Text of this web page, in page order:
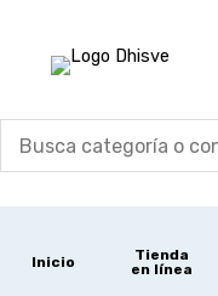
contenido
Inicio
Tienda
en línea